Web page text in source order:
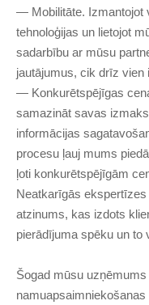
— Mobilitāte. Izmantojot
tehnoloģijas un lietojot
sadarbību ar mūsu
jautājumus, cik drīz vien
— Konkurētspējīgas
samazināt savas
informācijas
procesu ļauj mums
ļoti konkurētspējīgām
Neatkarīgās
atzinums, kas izdots
pierādījuma spēku un to
Šogad mūsu
namuapsaimniekošanas